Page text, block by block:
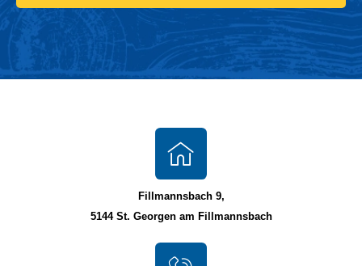
Fillmannsbach 9,
5144 St. Georgen am Fillmannsbach